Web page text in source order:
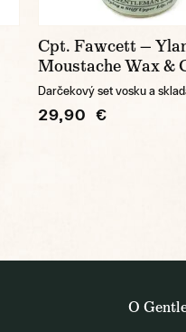
Cpt. Fawcett —
Moustache Wax &
Darčekový set vosku a
29,90 €
O